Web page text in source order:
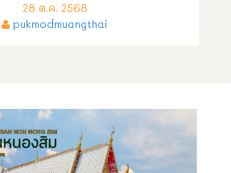
28 ต.ค. 2568
pukmodmuangthai